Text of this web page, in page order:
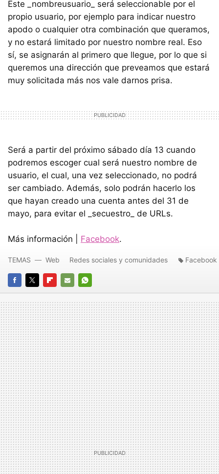
Este _nombreusuario_ será seleccionable por el
propio usuario, por ejemplo para indicar nuestro
apodo o cualquier otra combinación que queramos,
y no estará limitado por nuestro nombre real. Eso
sí, se asignarán al primero que llegue, por lo que si
queremos una dirección que preveamos que estará
muy solicitada más nos vale darnos prisa.
Será a partir del próximo sábado día 13 cuando
podremos escoger cual será nuestro nombre de
usuario, el cual, una vez seleccionado, no podrá
ser cambiado. Además, solo podrán hacerlo los
que hayan creado una cuenta antes del 31 de
mayo, para evitar el _secuestro_ de URLs.
Más información | Facebook.
FACEBOOK
TWITTERFLIPBOARD
E-
MAIL
WHATSAPP
TEMAS Web Redes sociales y comunidades Facebook